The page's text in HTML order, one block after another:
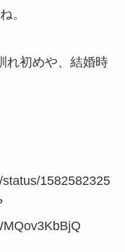
。
れ初めや、結婚時
1582582325